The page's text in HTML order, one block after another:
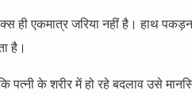
ही एकमात्र जरिया नहीं है। हाथ
है।
पत्नी के शरीर में हो रहे बदलाव उसे